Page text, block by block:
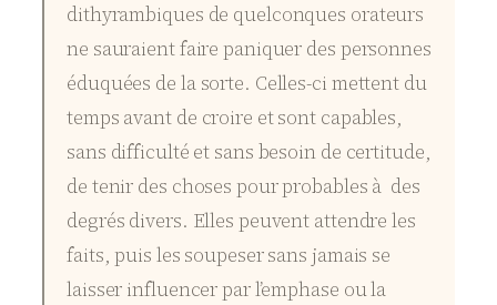
dithyrambiques de quelconques orateurs
ne sauraient faire paniquer des personnes
éduquées de la sorte. Celles-ci mettent du
temps avant de croire et sont capables,
sans difficulté et sans besoin de certitude,
de tenir des choses pour probables à des
degrés divers. Elles peuvent attendre les
faits, puis les soupeser sans jamais se
laisser influencer par l’emphase ou la